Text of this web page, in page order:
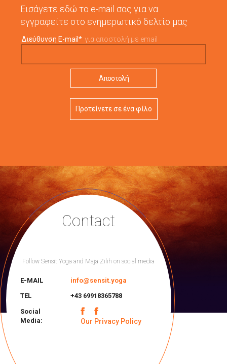
Εισάγετε εδώ το e-mail σας για να
εγγραφείτε στο ενημερωτικό δελτίο μας
Διεύθυνση E-mail * για αποστολή με email
Προτείνετε σε ένα φίλο
Contact
Follow Sensit Yoga and Maja Zilih on social media
E-MAIL
info@sensit.yoga
TEL
+43 69918365788
Social
Media:
Our Privacy Policy